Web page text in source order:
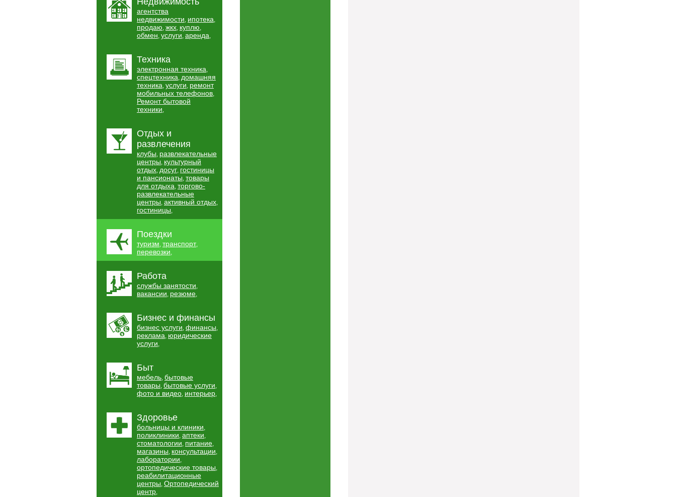
агентства
недвижимости, ипотека,
продаю, жкх, куплю,
обмен, услуги, аренда,
Техника
электронная техника,
спецтехника, домашняя
техника, услуги, ремонт
мобильных телефонов,
Ремонт бытовой
техники,
Отдых и
развлечения
клубы, развлекательные
центры, культурный
отдых, досуг, гостиницы
и пансионаты, товары
для отдыха, торгово-
развлекательные
центры, активный отдых,
гостиницы,
Поездки
туризм, транспорт,
перевозки,
Работа
службы занятости,
вакансии, резюме,
Бизнес и финансы
бизнес услуги, финансы,
реклама, юридические
услуги,
Быт
мебель, бытовые
товары, бытовые услуги,
фото и видео, интерьер,
Здоровье
больницы и клиники,
поликлиники, аптеки,
стоматологии, питание,
магазины, консультации,
лаборатории,
ортопедические товары,
реабилитационные
центры, Ортопедический
центр,